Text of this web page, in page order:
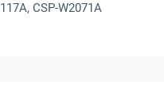
117A, CSP-W2071A